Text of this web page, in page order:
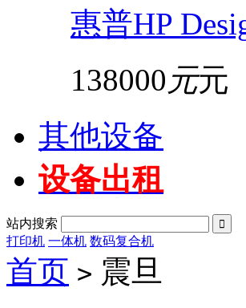
惠普HP
138000 元元
其他设备
设备出租
站内搜索 
打印机 一体机 数码复合机
首页 > 震旦